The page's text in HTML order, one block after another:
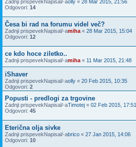
Zadnji prispevekNapisal/-aolly « 28 Mar 2015, 21:56
Odgovori: 14
Česa bi rad na forumu videl več?
Zadnji prispevekNapisal/-amiha « 28 Mar 2015, 15:04
Odgovori: 12
ce kdo hoce ziletko..
Zadnji prispevekNapisal/-amiha « 11 Mar 2015, 21:48
iShaver
Zadnji prispevekNapisal/-aolly « 20 Feb 2015, 10:35
Odgovori: 2
Popusti - predlogi za trgovine
Zadnji prispevekNapisal/-aTimotej « 02 Feb 2015, 17:51
Odgovori: 45
Eterična olja sivke
Zadnji prispevekNapisal/-abrico « 27 Jan 2015, 14:06
Odgovori: 10